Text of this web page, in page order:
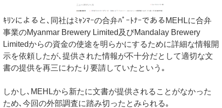
ｷﾘﾝによると､同社はﾐｬﾝﾏｰの合弁ﾊﾟｰﾄﾅｰであるMEHLに合弁
事業のMyanmar Brewery Limited及びMandalay Brewery
Limitedからの資金の使途を明らかにするために詳細な情報開
示を依頼したが､提供された情報が不十分だとして適切な文
書の提供を再三にわたり要請していたという｡
しかし､MEHLから新たに文書が提供されることがなかった
ため､今回の外部調査に踏み切ったとみられる｡